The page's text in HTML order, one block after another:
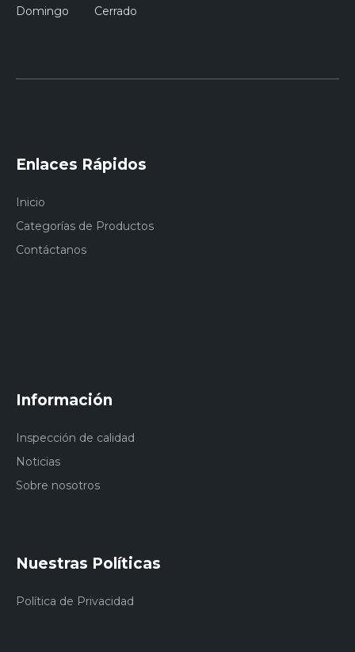
Domingo Cerrado
Enlaces Rápidos
Inicio
Categorías de Productos
Contáctanos
Información
Inspección de calidad
Noticias
Sobre nosotros
Nuestras Políticas
Política de Privacidad